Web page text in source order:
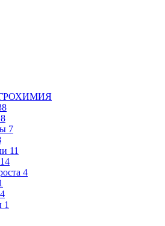
8
7
11
14
4
4
1